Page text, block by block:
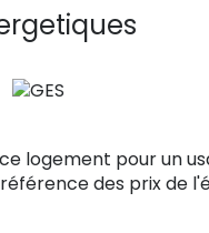
de la grande roue
et/ou
exposé sont
logement pour un
des prix de